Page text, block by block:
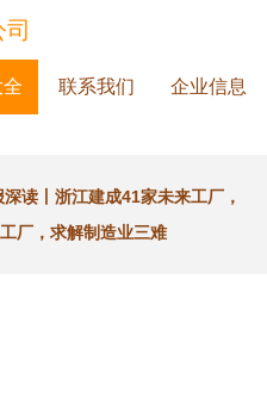
联系我们 企业信息
深读丨浙江建成41家未来工厂，
厂，求解制造业三难